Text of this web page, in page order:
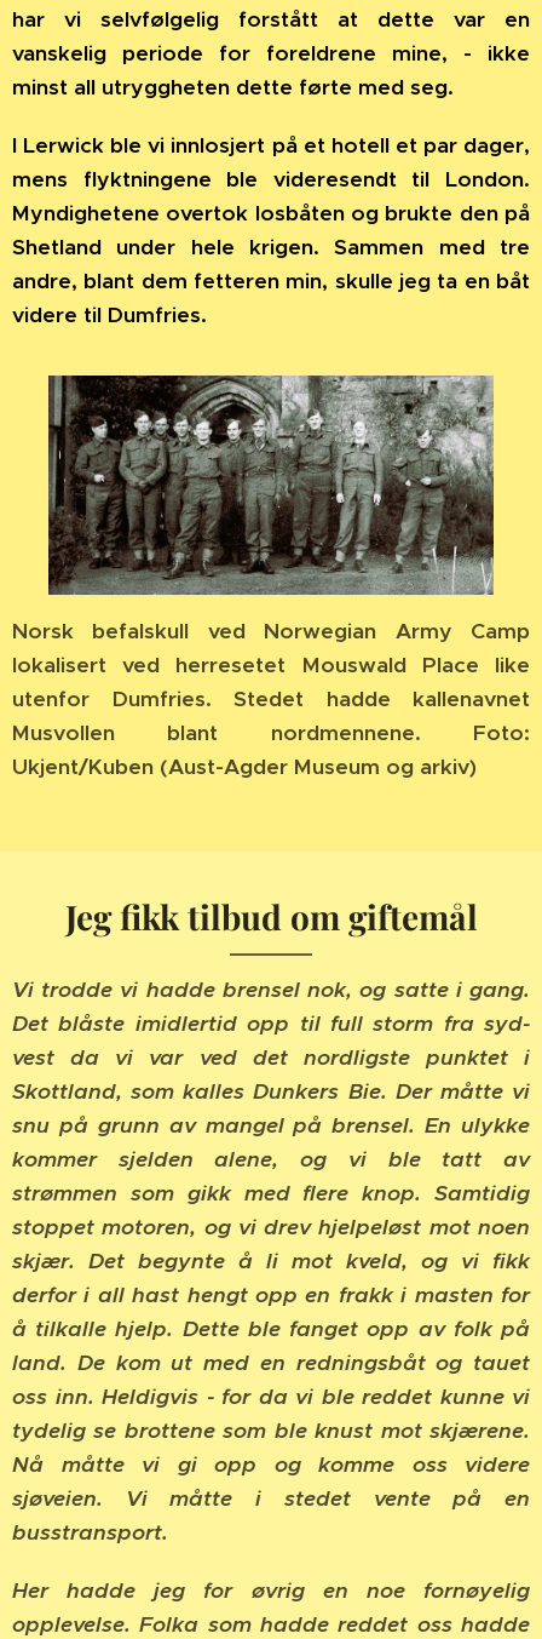
har vi selvfølgelig forstått at dette var en
vanskelig periode for foreldrene mine, - ikke
minst all utryggheten dette førte med seg.
I Lerwick ble vi innlosjert på et hotell et par dager,
mens flyktningene ble videresendt til London.
Myndighetene overtok losbåten og brukte den på
Shetland under hele krigen. Sammen med tre
andre, blant dem fetteren min, skulle jeg ta en båt
videre til Dumfries.
Norsk befalskull ved Norwegian Army Camp
lokalisert ved herresetet Mouswald Place like
utenfor Dumfries. Stedet hadde kallenavnet
Musvollen blant nordmennene. Foto:
Ukjent/Kuben (Aust-Agder Museum og arkiv)
Jeg fikk tilbud om giftemål
Vi trodde vi hadde brensel nok, og satte i gang.
Det blåste imidlertid opp til full storm fra syd-
vest da vi var ved det nordligste punktet i
Skottland, som kalles Dunkers Bie. Der måtte vi
snu på grunn av mangel på brensel. En ulykke
kommer sjelden alene, og vi ble tatt av
strømmen som gikk med flere knop. Samtidig
stoppet motoren, og vi drev hjelpeløst mot noen
skjær. Det begynte å li mot kveld, og vi fikk
derfor i all hast hengt opp en frakk i masten for
å tilkalle hjelp. Dette ble fanget opp av folk på
land. De kom ut med en redningsbåt og tauet
oss inn. Heldigvis - for da vi ble reddet kunne vi
tydelig se brottene som ble knust mot skjærene.
Nå måtte vi gi opp og komme oss videre
sjøveien. Vi måtte i stedet vente på en
busstransport.
Her hadde jeg for øvrig en noe fornøyelig
opplevelse. Folka som hadde reddet oss hadde